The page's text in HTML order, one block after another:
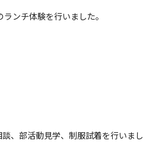
ンチ体験を行いました。
、部活動見学、制服試着を行いまし